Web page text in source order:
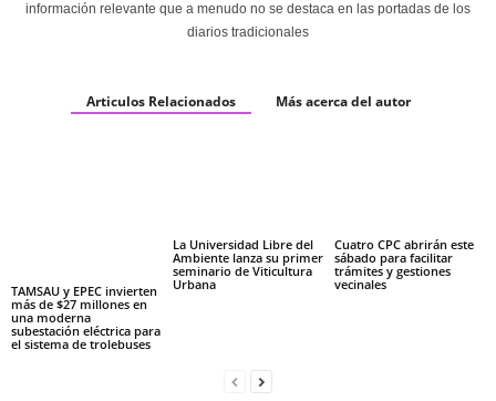
información relevante que a menudo no se destaca en las portadas de los
diarios tradicionales
Articulos Relacionados Más acerca del autor
TAMSAU y EPEC invierten
más de $27 millones en
una moderna
subestación eléctrica para
el sistema de trolebuses
La Universidad Libre del
Ambiente lanza su primer
seminario de Viticultura
Urbana
Cuatro CPC abrirán este
sábado para facilitar
trámites y gestiones
vecinales